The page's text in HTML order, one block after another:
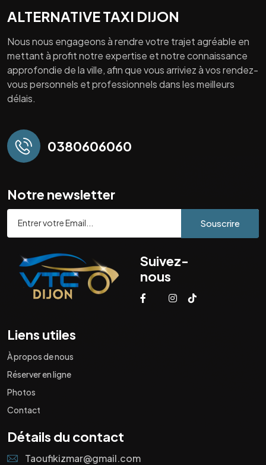
ALTERNATIVE TAXI DIJON
Nous nous engageons à rendre votre trajet agréable en
mettant à profit notre expertise et notre connaissance
approfondie de la ville, afin que vous arriviez à vos rendez-
vous personnels et professionnels dans les meilleurs
délais.
0380606060
Notre newsletter
Souscrire
Suivez-
nous
Liens utiles
À propos de nous
Réserver en ligne
Photos
Contact
Détails du contact
Taoufikizmar@gmail.com